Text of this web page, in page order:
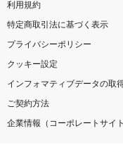
利用規約
特定商取引法に基づく表示
プライバシーポリシー
クッキー設定
インフォマティブデータの取
ご契約方法
企業情報（コーポレートサイト